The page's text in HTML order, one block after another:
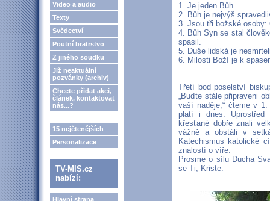
Video a audio
Texty
Svědectví
Poutní bratrstvo
Z jiného soudku
Již neaktuální
pozvánky (archiv)
Chcete přidat akci,
článek, kontaktovat
nás...?
15 nejčtenějších
Personalizace
TV-MIS.cz
nabízí:
Hlavní strana
1. Je jeden Bůh.
2. Bůh je nejvýš
3. Jsou tři božské
4. Bůh Syn se stal
spasil.
5. Duše lidská je
6. Milosti Boží je k
Třetí bod poselství
„Buďte stále připraveni
vaší naděje,“ čteme v
platí i dnes. Uprostřed
křesťané dobře znali
vážně a obstáli v
Katechismus katolické
znalostí o víře.
Prosme o sílu Ducha
se Ti, Kriste.